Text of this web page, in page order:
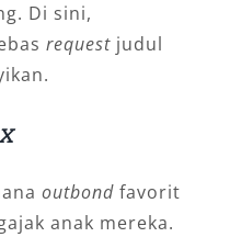
Di sini,
requestjudul
outbondfavorit
anak mereka.